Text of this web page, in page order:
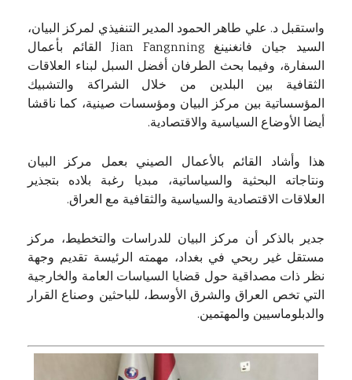
واستقبل د. علي طاهر الحمود المدير التنفيذي لمركز البيان،
السيد جيان فانغنينغ Jian Fangnning القائم بأعمال
السفارة، وفيما بحث الطرفان أفضل السبل لبناء العلاقات
الثقافية بين البلدين من خلال الشراكة والتشبيك
المؤسساتية بين مركز البيان ومؤسسات صينية، كما ناقشا
أيضا الأوضاع السياسية والاقتصادية.
هذا وأشاد القائم بالأعمال الصيني بعمل مركز البيان
ونتاجاته البحثية والسياساتية، مبديا رغبة بلاده بتجذير
العلاقات الاقتصادية والسياسية والثقافية مع العراق.
جدير بالذكر أن مركز البيان للدراسات والتخطيط، مركز
مستقل غير ربحي في بغداد، مهمته الرئيسة تقديم وجهة
نظر ذات مصداقية حول قضايا السياسات العامة والخارجية
التي تخص العراق والشرق الأوسط، للباحثين وصناع القرار
والدبلوماسيين والمهتمين.